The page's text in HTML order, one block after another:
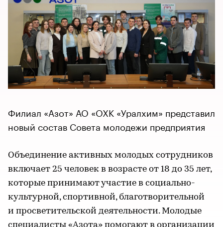
Филиал «Азот» АО «ОХК «Уралхим» представил
новый состав Совета молодежи предприятия
Объединение активных молодых сотрудников
включает 25 человек в возрасте от 18 до 35 лет,
которые принимают участие в социально-
культурной, спортивной, благотворительной
и просветительской деятельности. Молодые